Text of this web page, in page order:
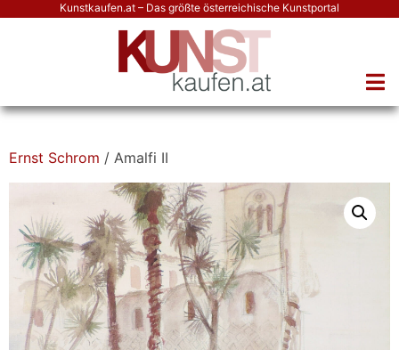
Kunstkaufen.at – Das größte österreichische Kunstportal
Ernst Schrom / Amalfi II